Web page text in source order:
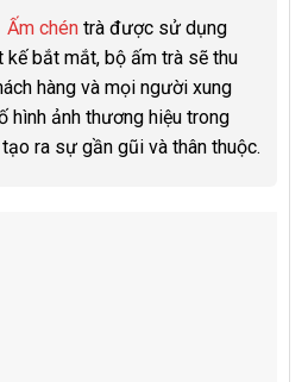
Ấm chéntrà được sử dụng
kế bắt mắt, bộ ấm trà sẽ thu
hàng và mọi người xung
hình ảnh thương hiệu trong
ra sự gần gũi và thân thuộc.